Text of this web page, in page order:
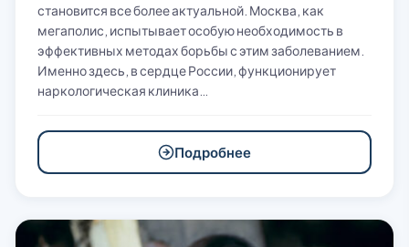
становится все более актуальной. Москва, как
мегаполис, испытывает особую необходимость в
эффективных методах борьбы с этим заболеванием.
Именно здесь, в сердце России, функционирует
наркологическая клиника…
Подробнее